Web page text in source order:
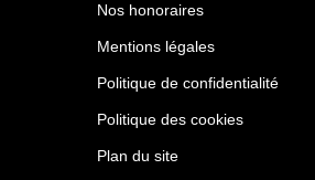
Nos honoraires
Mentions légales
Politique de confidentialité
Politique des cookies
Plan du site